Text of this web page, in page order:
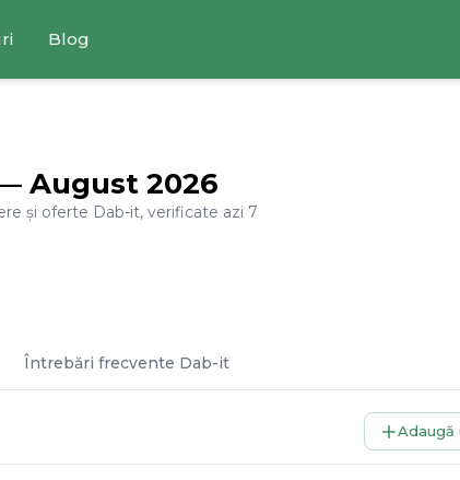
Blog
August 2026
și oferte Dab-it, verificate azi 7
Întrebări frecvente Dab-it
Adaugă